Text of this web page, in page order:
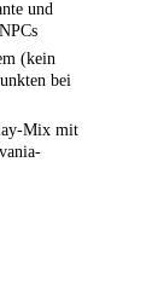
und
(kein
bei
Mix mit